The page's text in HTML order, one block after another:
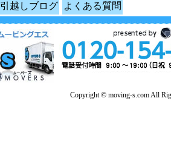
引越しブログ
よくある質問
Copyright © moving-s.com All